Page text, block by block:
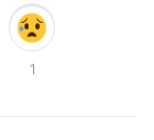
1